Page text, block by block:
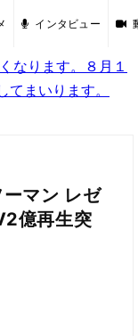
インタビュー
なります。８月１
まいります。
マン レゼ
億再生突